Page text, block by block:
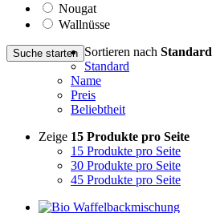
Nougat
Wallnüsse
Suche starten Sortieren nach Standard
Standard
Name
Preis
Beliebtheit
Zeige 15 Produkte pro Seite
15 Produkte pro Seite
30 Produkte pro Seite
45 Produkte pro Seite